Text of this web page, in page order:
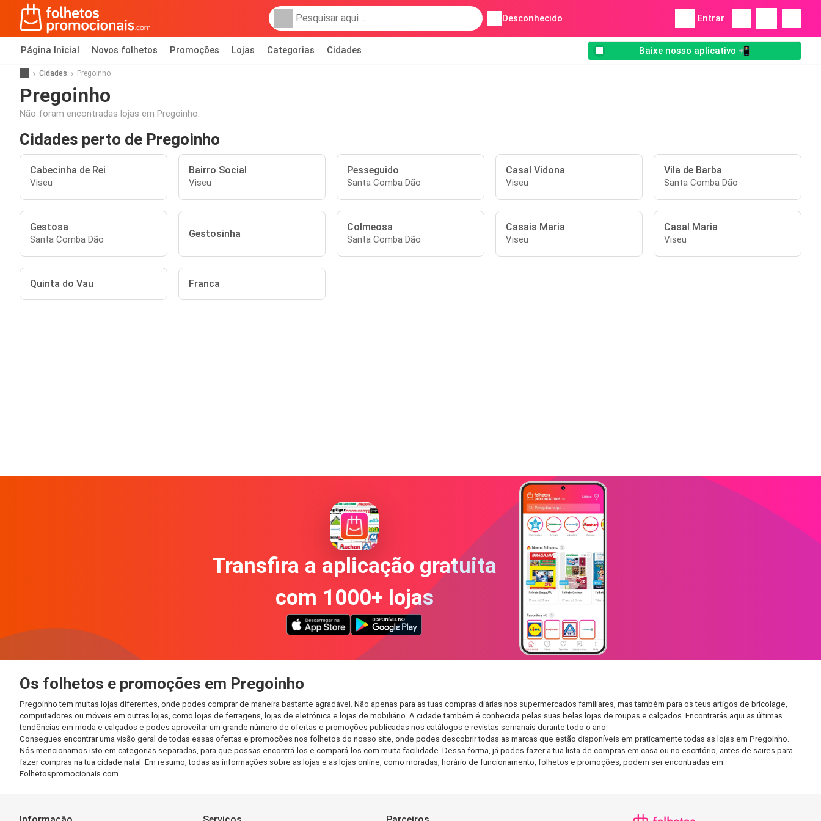
Desconhecido Entrar
Página Inicial Novos folhetos Promoções Lojas Categorias Cidades Baixe nosso aplicativo 📲
Cidades Pregoinho
Pregoinho
Não foram encontradas lojas em Pregoinho.
Cidades perto de Pregoinho
Cabecinha de Rei
Viseu
Bairro Social
Viseu
Pesseguido
Santa Comba Dão
Casal Vidona
Viseu
Vila de Barba
Santa Comba Dão
Gestosa
Santa Comba Dão Gestosinha
Colmeosa
Santa Comba Dão
Casais Maria
Viseu
Casal Maria
Viseu
Quinta do Vau Franca
Transfira a aplicação gratuita
com 1000+ lojas
Os folhetos e promoções em Pregoinho
Pregoinho tem muitas lojas diferentes, onde podes comprar de maneira bastante agradável. Não apenas para as tuas compras diárias nos supermercados familiares, mas também para os teus artigos de bricolage,
computadores ou móveis em outras lojas, como lojas de ferragens, lojas de eletrónica e lojas de mobiliário. A cidade também é conhecida pelas suas belas lojas de roupas e calçados. Encontrarás aqui as últimas
tendências em moda e calçados e podes aproveitar um grande número de ofertas e promoções publicadas nos catálogos e revistas semanais durante todo o ano.
Consegues encontrar uma visão geral de todas essas ofertas e promoções nos folhetos do nosso site, onde podes descobrir todas as marcas que estão disponíveis em praticamente todas as lojas em Pregoinho.
Nós mencionamos isto em categorias separadas, para que possas encontrá-los e compará-los com muita facilidade. Dessa forma, já podes fazer a tua lista de compras em casa ou no escritório, antes de saires para
fazer compras na tua cidade natal. Em resumo, todas as informações sobre as lojas e as lojas online, como moradas, horário de funcionamento, folhetos e promoções, podem ser encontradas em
Folhetospromocionais.com.